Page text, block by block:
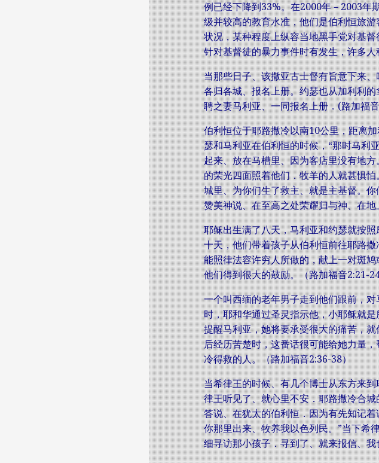
例已经下降到33%。在2000年－2003年
级并较高的教育水准，他们是伯利恒旅
状况，某种程度上纵容当地黑手党对基
针对基督徒的暴力事件时有发生，许多
当那些日子、该撒亚古士督有旨意下来
各归各城、报名上册。约瑟也从加利利
聘之妻马利亚、一同报名上册．(路加福
伯利恒位于耶路撒冷以南10公里，距离
瑟和马利亚在伯利恒的时候，“那时马利
起来、放在马槽里、因为客店里没有地
的荣光四面照着他们．牧羊的人就甚惧
城里、为你们生了救主、就是主基督。
赞美神说、在至高之处荣耀归与神、在
耶稣​出生​满​了​八​天，马利亚​和​约瑟​就​按
十​天，他们​带​着​孩子​从​伯利恒​前往​​耶路
能​照​律法​容许​穷人​所​做​的，献​上​一​对​斑
他们​得到​很​大​的​鼓励。（路加福音​2:21-
一​个​叫​西缅​的​老年​男子​走​到​他们​跟前，
时，耶和华​通过​圣灵​指示​他，小​耶稣​就
提醒​马利亚，她​将要​承受​很​大​的​痛苦，
后​经历​苦楚​时，这​番​话​很​可能​给​她​力量
冷​得救​的​人。（路加福音​2:36-38）
当希律王的时候、有几个博士从东方来
律王听见了、就心里不安．耶路撒冷合
答说、在犹太的伯利恒．因为有先知记
你那里出来、牧养我以色列民。”当下希
细寻访那小孩子．寻到了、就来报信、